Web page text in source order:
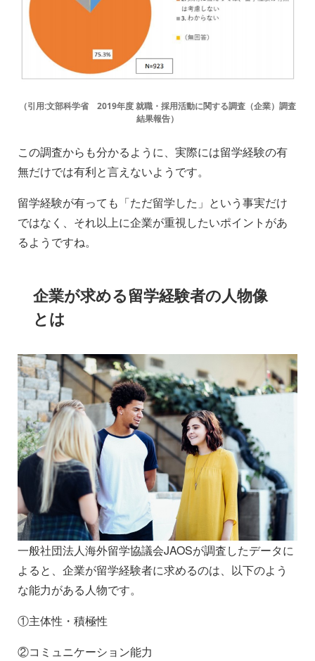
（引用:文部科学省 2019年度 就職・採用活動に関する調査（企業）調査
結果報告）
この調査からも分かるように、実際には留学経験の有
無だけでは有利と言えないようです。
留学経験が有っても「ただ留学した」という事実だけ
ではなく、それ以上に企業が重視したいポイントがあ
るようですね。
企業が求める留学経験者の人物像
とは
一般社団法人海外留学協議会JAOSが調査したデータに
よると、企業が留学経験者に求めるのは、以下のよう
な能力がある人物です。
①主体性・積極性
②コミュニケーション能力